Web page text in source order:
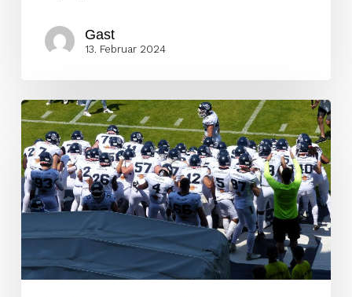
Gast
13. Februar 2024
Seamen
verlängern
mit
Gallo